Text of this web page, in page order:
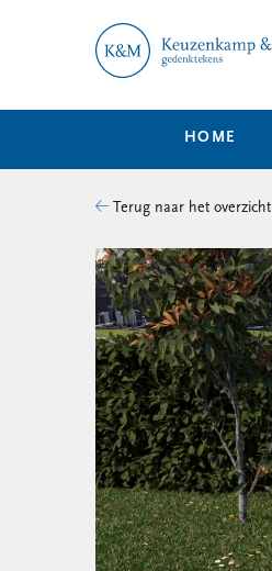
HOME
Terug naar het overzicht